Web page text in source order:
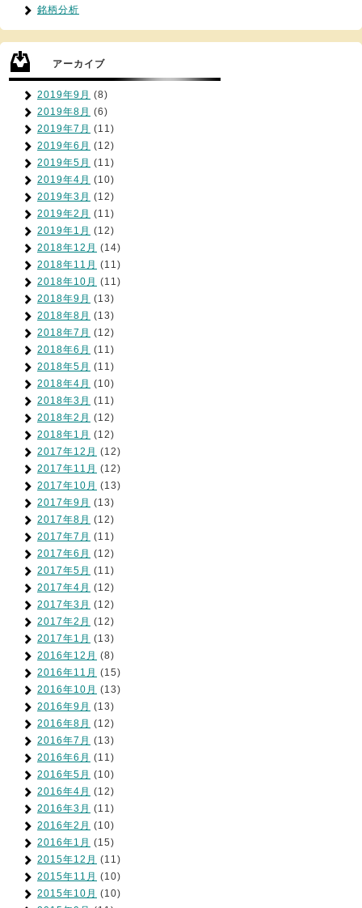
銘柄分析
アーカイブ
2019年9月 (8)
2019年8月 (6)
2019年7月 (11)
2019年6月 (12)
2019年5月 (11)
2019年4月 (10)
2019年3月 (12)
2019年2月 (11)
2019年1月 (12)
2018年12月 (14)
2018年11月 (11)
2018年10月 (11)
2018年9月 (13)
2018年8月 (13)
2018年7月 (12)
2018年6月 (11)
2018年5月 (11)
2018年4月 (10)
2018年3月 (11)
2018年2月 (12)
2018年1月 (12)
2017年12月 (12)
2017年11月 (12)
2017年10月 (13)
2017年9月 (13)
2017年8月 (12)
2017年7月 (11)
2017年6月 (12)
2017年5月 (11)
2017年4月 (12)
2017年3月 (12)
2017年2月 (12)
2017年1月 (13)
2016年12月 (8)
2016年11月 (15)
2016年10月 (13)
2016年9月 (13)
2016年8月 (12)
2016年7月 (13)
2016年6月 (11)
2016年5月 (10)
2016年4月 (12)
2016年3月 (11)
2016年2月 (10)
2016年1月 (15)
2015年12月 (11)
2015年11月 (10)
2015年10月 (10)